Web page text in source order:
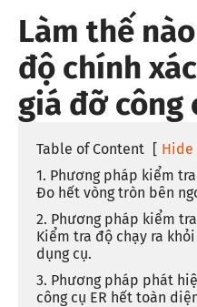
Làm thế
độ chính
giá đỡ công
Table of Content [ Hide
1. Phương pháp kiểm
Đo hết vòng tròn bên
2. Phương pháp kiểm
Kiểm tra độ chạy ra
dụng cụ.
3. Phương pháp phát
công cụ ER hết toàn